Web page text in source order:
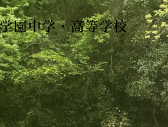
Top
新着情報